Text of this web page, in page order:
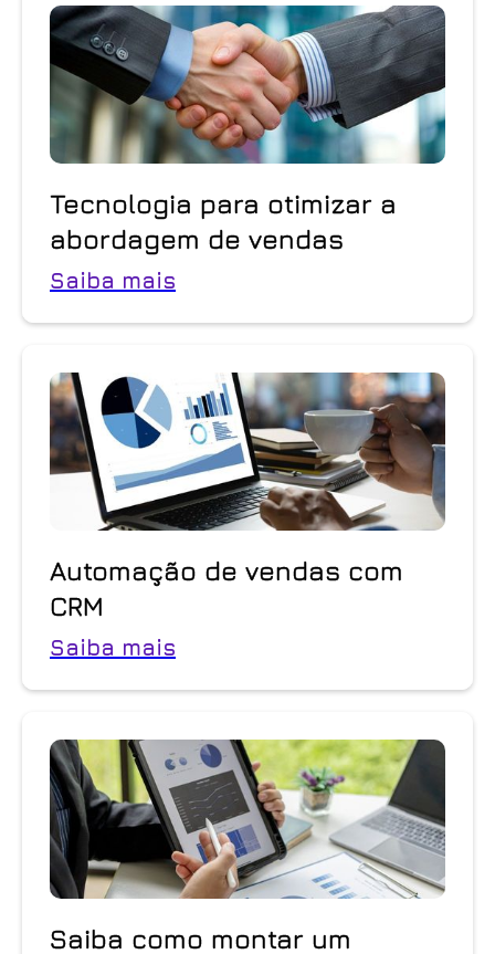
Tecnologia para otimizar a
abordagem de vendas
Saiba mais
Automação de vendas com
CRM
Saiba mais
Saiba como montar um